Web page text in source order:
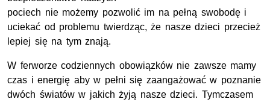
pociech nie możemy pozwolić im na pełną swobodę i
uciekać od problemu twierdząc, że nasze dzieci przecież
lepiej się na tym znają.
W ferworze codziennych obowiązków nie zawsze mamy
czas i energię aby w pełni się zaangażować w poznanie
dwóch światów w jakich żyją nasze dzieci. Tymczasem